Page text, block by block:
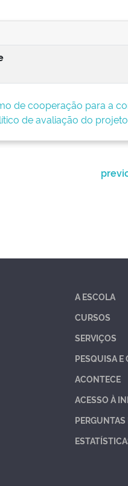
de cooperação para a
de avaliação do
A ESCOLA
CURSOS
SERVIÇOS
PESQUISA E
ACONTECE
ACESSO À